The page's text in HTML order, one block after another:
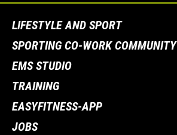
LIFESTYLE AND SPORT
SPORTING CO-WORK COMMUNITY
EMS STUDIO
TRAINING
EASYFITNESS-APP
JOBS